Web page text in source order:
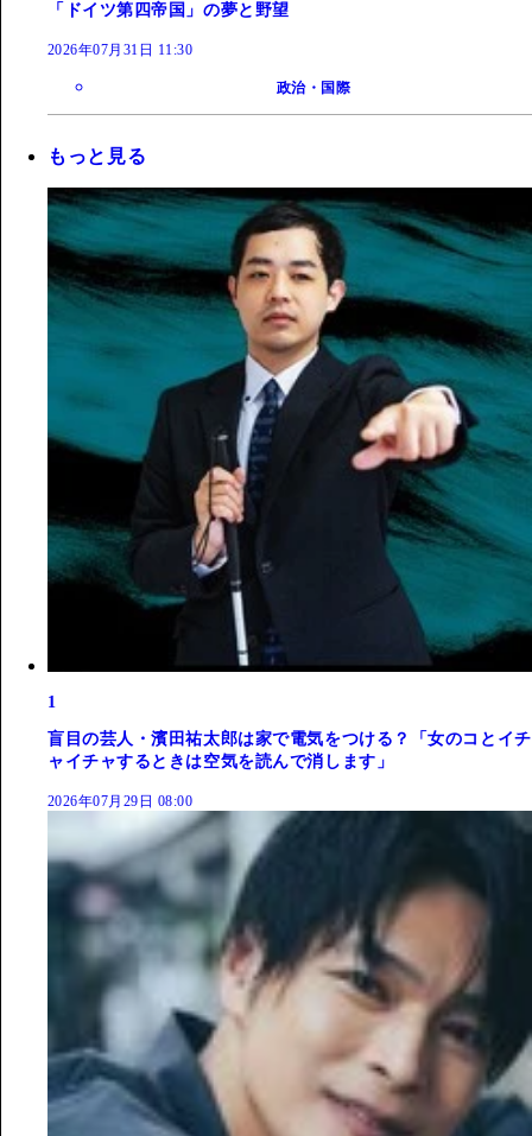
「ドイツ第四帝国」の夢と野望
2026年07月31日 11:30
政治・国際
もっと見る
1
盲目の芸人・濱田祐太郎は家で電気をつける？「女のコとイチ
ャイチャするときは空気を読んで消します」
2026年07月29日 08:00